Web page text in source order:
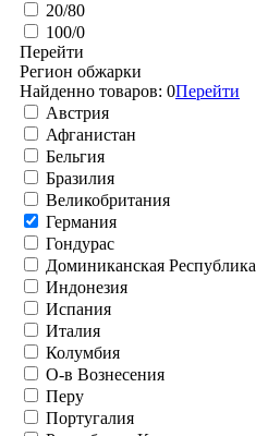
20/80
100/0
Перейти
Регион обжарки
Найденно товаров: 0Перейти
Австрия
Афганистан
Бельгия
Бразилия
Великобритания
Германия
Гондурас
Доминиканская Республика
Индонезия
Испания
Италия
Колумбия
О-в Вознесения
Перу
Португалия